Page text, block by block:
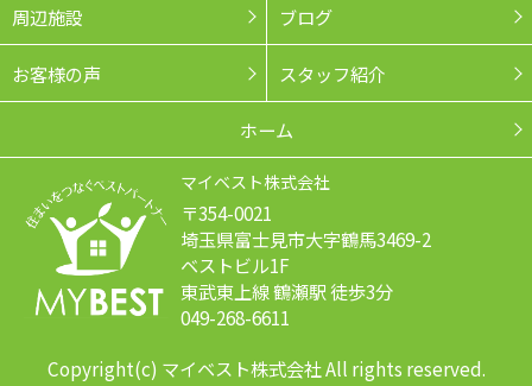
周辺施設 ブログ
お客様の声 スタッフ紹介
ホーム
マイベスト株式会社
〒354-0021
埼玉県富士見市大字鶴馬3469-2
ベストビル1F
東武東上線 鶴瀬駅 徒歩3分
049-268-6611
Copyright(c) マイベスト株式会社 All rights reserved.